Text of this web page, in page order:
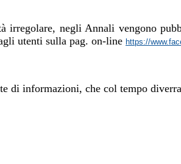
irregolare, negli Annali vengono
gli utenti sulla pag. on-line https://
di informazioni, che col tempo